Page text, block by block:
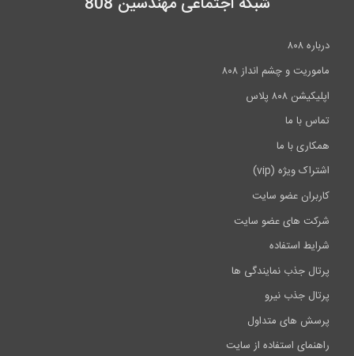
درباره ۸۰۸
ماموریت و چشم انداز ۸۰۸
اپلیکیشن ۸۰۸ پلاس
تماس با ما
همکاری با ما
اشتراک ویژه (vip)
کاربران عضو سایت
شرکت های عضو سایت
شرایط استفاده
پرتال جذب نمایندگی ها
پرتال جذب نیرو
پرسش های متداول
راهنمای استفاده از سایت